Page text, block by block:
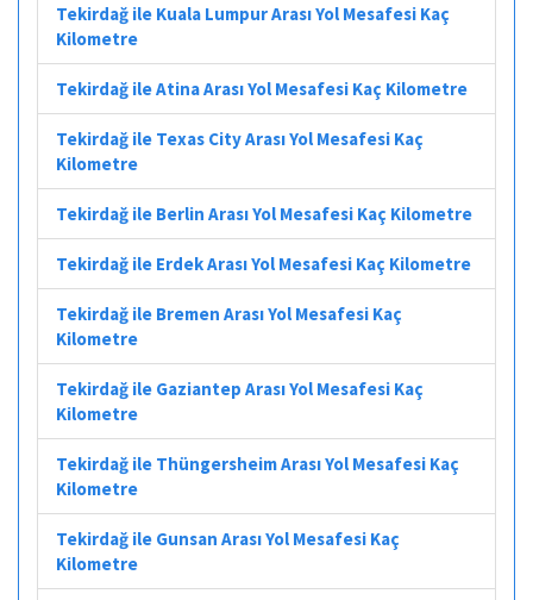
Tekirdağ ile Kuala Lumpur Arası Yol Mesafesi Kaç
Kilometre
Tekirdağ ile Atina Arası Yol Mesafesi Kaç Kilometre
Tekirdağ ile Texas City Arası Yol Mesafesi Kaç
Kilometre
Tekirdağ ile Berlin Arası Yol Mesafesi Kaç Kilometre
Tekirdağ ile Erdek Arası Yol Mesafesi Kaç Kilometre
Tekirdağ ile Bremen Arası Yol Mesafesi Kaç
Kilometre
Tekirdağ ile Gaziantep Arası Yol Mesafesi Kaç
Kilometre
Tekirdağ ile Thüngersheim Arası Yol Mesafesi Kaç
Kilometre
Tekirdağ ile Gunsan Arası Yol Mesafesi Kaç
Kilometre